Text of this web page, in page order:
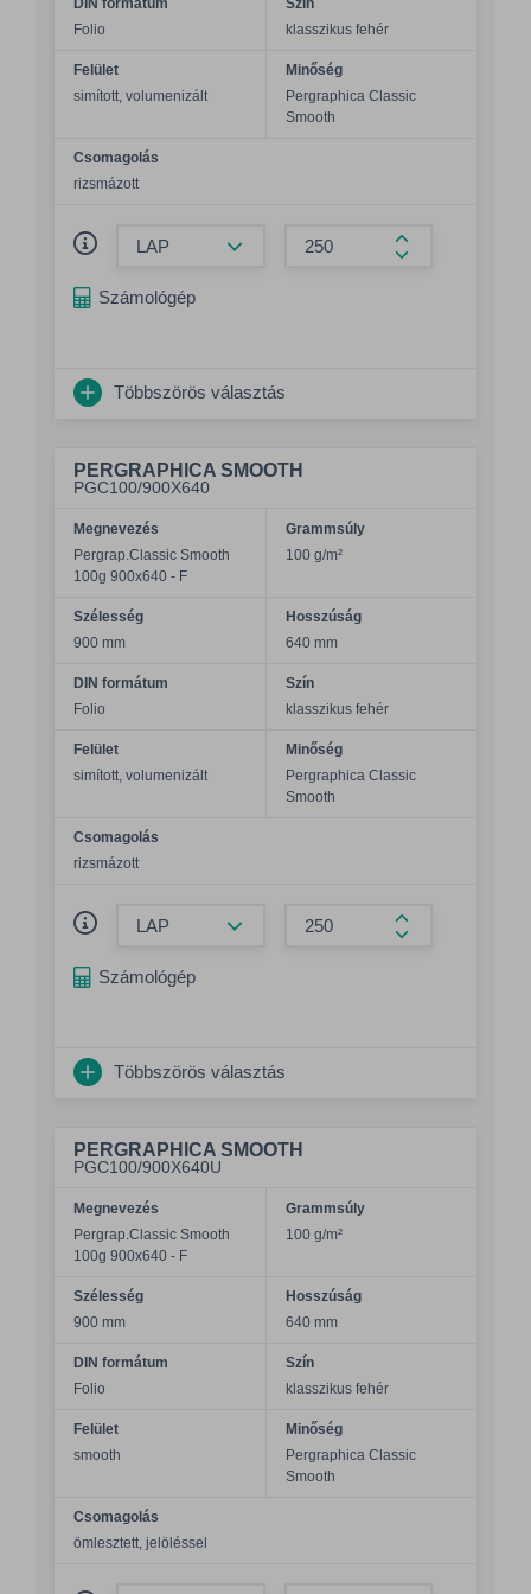
DIN formátum
Folio
Szín
klasszikus fehér
Felület
simított, volumenizált
Minőség
Pergraphica Classic
Smooth
Csomagolás
rizsmázott
Összeg
Számológép
Többszörös választás
PERGRAPHICA SMOOTH
PGC100/900X640
Megnevezés
Pergrap.Classic Smooth
100g 900x640 - F
Grammsúly
100 g/m²
Szélesség
900 mm
Hosszúság
640 mm
DIN formátum
Folio
Szín
klasszikus fehér
Felület
simított, volumenizált
Minőség
Pergraphica Classic
Smooth
Csomagolás
rizsmázott
Összeg
Számológép
Többszörös választás
PERGRAPHICA SMOOTH
PGC100/900X640U
Megnevezés
Pergrap.Classic Smooth
100g 900x640 - F
Grammsúly
100 g/m²
Szélesség
900 mm
Hosszúság
640 mm
DIN formátum
Folio
Szín
klasszikus fehér
Felület
smooth
Minőség
Pergraphica Classic
Smooth
Csomagolás
ömlesztett, jelöléssel